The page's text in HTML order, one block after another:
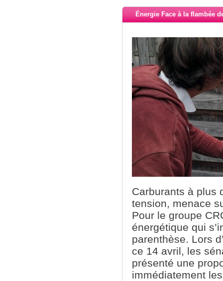
Énergie Face à la flambée
Carburants à plus
tension, menace
Pour le groupe
énergétique qui
parenthèse. Lors
ce 14 avril, les
présenté une
immédiatement